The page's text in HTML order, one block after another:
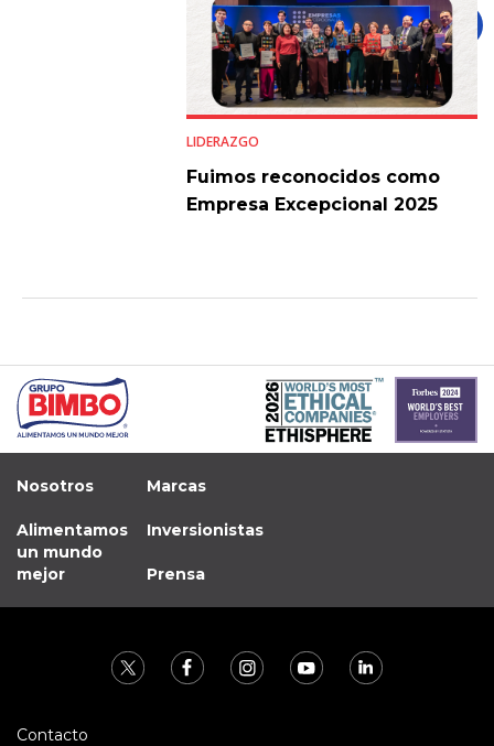
LIDERAZGO
Fuimos reconocidos como
Empresa Excepcional 2025
Nosotros
Alimentamos
un mundo
mejor
Marcas
Inversionistas
Prensa
Contacto